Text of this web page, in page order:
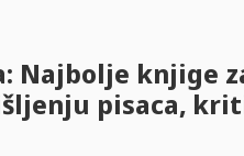
Najbolje knjige
pisaca,